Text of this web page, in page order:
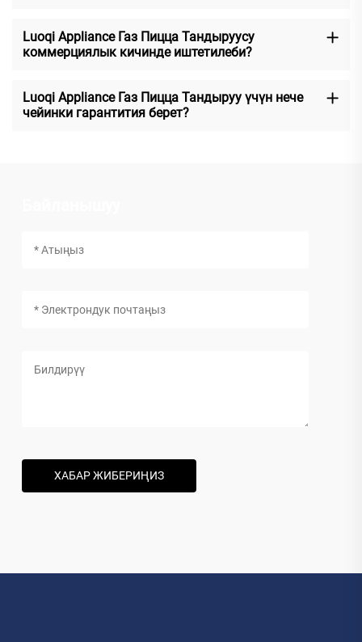
Luoqi Appliance Газ Пицца Тандыруусу
коммерциялык кичинде иштетилеби?
Luoqi Appliance Газ Пицца Тандыруу үчүн нече
чейинки гарантития берет?
ХАБАР ЖИБЕРИҢИЗ